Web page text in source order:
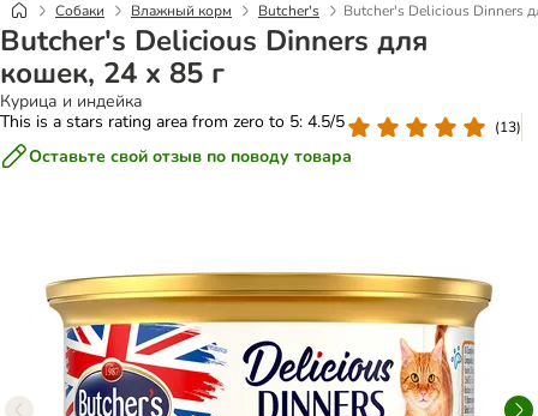
Собаки Влажный корм Butcher's Butcher's Delicious Dinners
Butcher's Delicious Dinners для
кошек, 24 x 85 г
Курица и индейка
This is a stars rating area from zero to 5: 4.5/5
(13)
Оставьте свой отзыв по поводу товара